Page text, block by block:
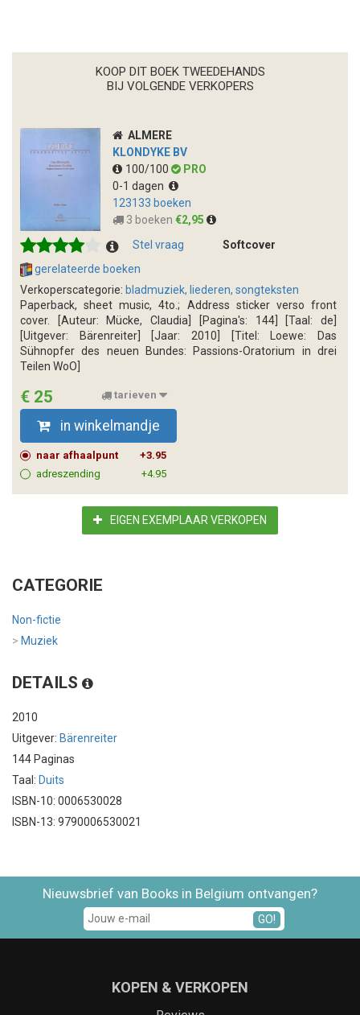
KOOP DIT BOEK TWEEDEHANDS
BIJ VOLGENDE VERKOPERS
ALMERE
KLONDYKE BV
100/100
PRO
0-1 dagen
123133 boeken
3 boeken €2,95
Stel vraag
Softcover
gerelateerde boeken
Verkoperscategorie: bladmuziek, liederen, songteksten
Paperback, sheet music, 4to.; Address sticker verso front
cover. [Auteur: Mücke, Claudia] [Pagina's: 144] [Taal: de]
[Uitgever: Bärenreiter] [Jaar: 2010] [Titel: Loewe: Das
Sühnopfer des neuen Bundes: Passions-Oratorium in drei
Teilen WoO]
€ 25 tarieven
in winkelmandje
naar afhaalpunt
+3.95
adreszending
+4.95
EIGEN EXEMPLAAR VERKOPEN
CATEGORIE
Non-fictie
> Muziek
DETAILS
2010
Uitgever: Bärenreiter
144 Paginas
Taal: Duits
ISBN-10: 0006530028
ISBN-13: 9790006530021
Nieuwsbrief van Books in Belgium ontvangen?
GO!
KOPEN & VERKOPEN